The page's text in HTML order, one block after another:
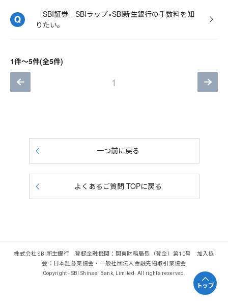
［SBI証券］SBIラップ×SBI新生銀行の手数料を知
りたい。
1件～5件(全5件)
1
一つ前に戻る
よくあるご質問 TOPに戻る
株式会社SBI新生銀行 登録金融機関：関東財務局長（登金）第10号 加入協
会：日本証券業協会・一般社団法人金融先物取引業協会
Copyright - SBI Shinsei Bank, Limited. All rights reserved.
トップ